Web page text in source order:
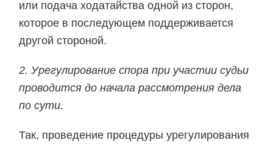
или подача ходатайства одной из сторон,
которое в последующем поддерживается
другой стороной.
2. Урегулирование спора при участии судьи
проводится до начала рассмотрения дела
по сути.
Так, проведение процедуры урегулирования